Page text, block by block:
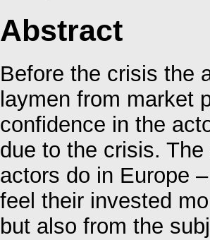
Abstract
Before the crisis the
laymen from market
confidence in the
due to the crisis.
actors do in Europe
feel their invested
but also from the